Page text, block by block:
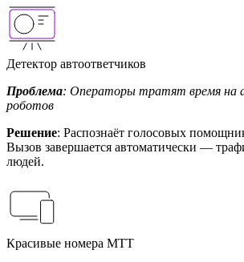
Детектор автоответчиков
Проблема: Операторы тратят время на
роботов
Решение: Распознаёт голосовых
Вызов завершается автоматически —
людей.
Красивые номера МТТ